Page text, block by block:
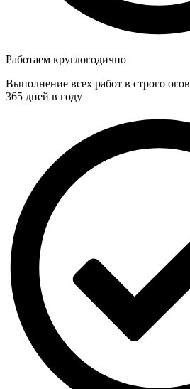
Работаем круглогодично
Выполнение всех работ в строго
365 дней в году